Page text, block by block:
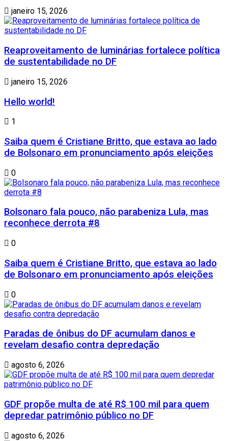
janeiro 15, 2026
Reaproveitamento de luminárias fortalece política
de sustentabilidade no DF
janeiro 15, 2026
Hello world!
1
Saiba quem é Cristiane Britto, que estava ao lado
de Bolsonaro em pronunciamento após eleições
0
Bolsonaro fala pouco, não parabeniza Lula, mas
reconhece derrota #8
0
Saiba quem é Cristiane Britto, que estava ao lado
de Bolsonaro em pronunciamento após eleições
0
Paradas de ônibus do DF acumulam danos e
revelam desafio contra depredação
agosto 6, 2026
GDF propõe multa de até R$ 100 mil para quem
depredar patrimônio público no DF
agosto 6, 2026